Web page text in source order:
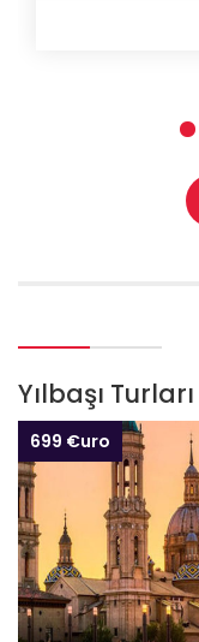
Yılbaşı Turları
699 €uro